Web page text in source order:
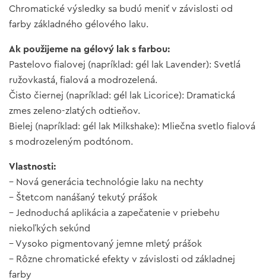
Chromatické výsledky sa budú meniť v závislosti od
farby základného gélového laku.
Ak použijeme na gélový lak s farbou:
Pastelovo fialovej (napríklad: gél lak Lavender): Svetlá
ružovkastá, fialová a modrozelená.
Čisto čiernej (napríklad: gél lak Licorice): Dramatická
zmes zeleno-zlatých odtieňov.
Bielej (napríklad: gél lak Milkshake): Mliečna svetlo fialová
s modrozeleným podtónom.
Vlastnosti:
– Nová generácia technológie laku na nechty
– Štetcom nanášaný tekutý prášok
– Jednoduchá aplikácia a zapečatenie v priebehu
niekoľkých sekúnd
– Vysoko pigmentovaný jemne mletý prášok
– Rôzne chromatické efekty v závislosti od základnej
farby